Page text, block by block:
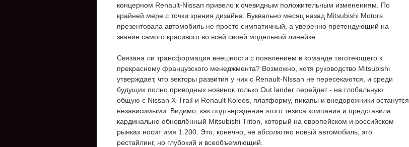
концерном Renault-Nissan привело к очевидным положительным изменениям. По
крайней мере с точки зрения дизайна. Буквально месяц назад Mitsubishi Motors
презентовала автомобиль не просто симпатичный, а уверенно претендующий на
звание самого красивого во всей своей модельной линейке.
Связана ли трансформация внешности с появлением в команде тяготеющего к
прекрасному французского менеджмента? Возможно, хотя руководство Mitsubishi
утверждает, что векторы развития у них с Renault-Nlssan не пересекаются, и среди
будущих полно приводных новинок только Out lander перейдет - на глобальную.
общую с Nissan Х-ТгаіІ и Renault Koleos, платформу, пикапы и внедорожники останутся
независимыми. Видимо, как подтверждение этого тезиса компания и представила
кардинально обновлённый Mitsubishi Triton, который на европейском и российском
рынках носит имя 1.200. Это, конечно, не абсолютно новый автомобиль, это
рестайлинг, но глубокий и всеобъемлющий.